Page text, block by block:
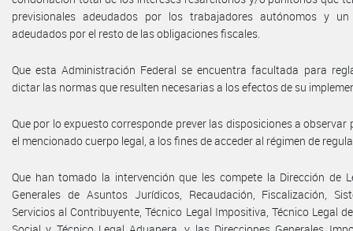
previsionales adeudados por los trabajadores autónomos y
adeudados por el resto de las obligaciones fiscales.
Que esta Administración Federal se encuentra facultada para
dictar las normas que resulten necesarias a los efectos de su
Que por lo expuesto corresponde prever las disposiciones a
el mencionado cuerpo legal, a los fines de acceder al régimen de
Que han tomado la intervención que les compete la Dirección de
Generales de Asuntos Jurídicos, Recaudación, Fiscalización,
Servicios al Contribuyente, Técnico Legal Impositiva, Técnico Legal